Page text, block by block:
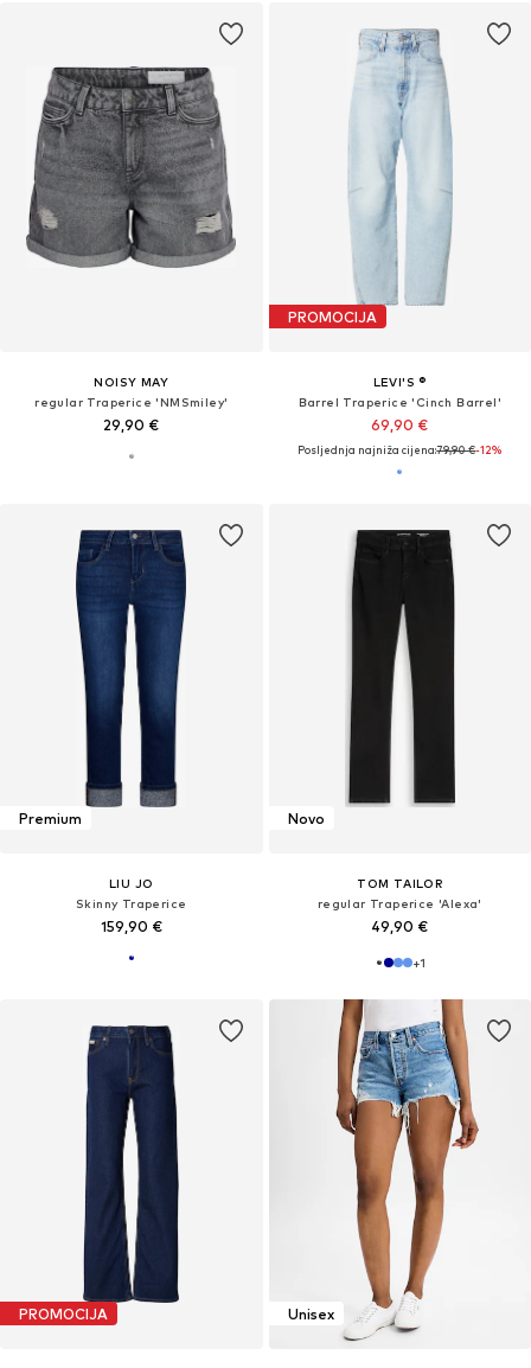
NOISY MAY
regular Traperice 'NMSmiley'
29,90 €
PROMOCIJA
LEVI'S ®
Barrel Traperice 'Cinch Barrel'
69,90 €
Posljednja najniža cijena:79,90 €-12%
Premium
LIU JO
Skinny Traperice
159,90 €
Novo
TOM TAILOR
regular Traperice 'Alexa'
49,90 €
+1
PROMOCIJA Unisex